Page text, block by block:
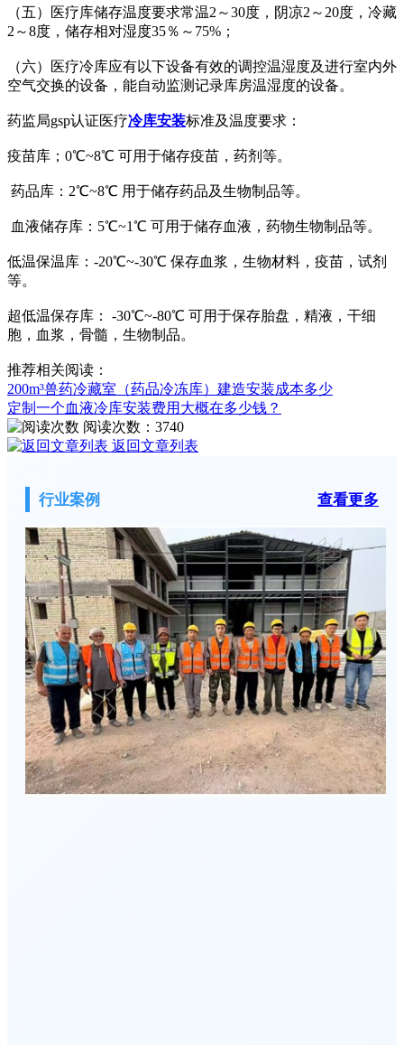
（五）医疗库储存温度要求常温2～30度，阴凉2～20度，冷藏
2～8度，储存相对湿度35％～75%；
（六）医疗冷库应有以下设备有效的调控温湿度及进行室内外
空气交换的设备，能自动监测记录库房温湿度的设备。
药监局gsp认证医疗冷库安装标准及温度要求：
疫苗库；0℃~8℃ 可用于储存疫苗，药剂等。
药品库：2℃~8℃ 用于储存药品及生物制品等。
血液储存库：5℃~1℃ 可用于储存血液，药物生物制品等。
低温保温库：-20℃~-30℃ 保存血浆，生物材料，疫苗，试剂
等。
超低温保存库： -30℃~-80℃ 可用于保存胎盘，精液，干细
胞，血浆，骨髓，生物制品。
推荐相关阅读：
200m³兽药冷藏室（药品冷冻库）建造安装成本多少
定制一个血液冷库安装费用大概在多少钱？
阅读次数： 3740
返回文章列表
行业案例 查看更多